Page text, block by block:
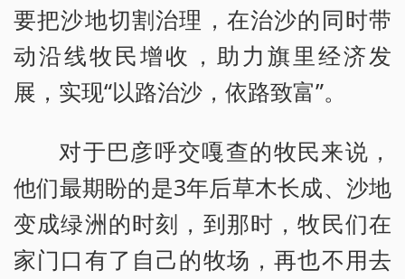
要把沙地切割治理，在治沙的同时带
动沿线牧民增收，助力旗里经济发
展，实现“以路治沙，依路致富”。
对于巴彦呼交嘎查的牧民来说，
他们最期盼的是3年后草木长成、沙地
变成绿洲的时刻，到那时，牧民们在
家门口有了自己的牧场，再也不用去